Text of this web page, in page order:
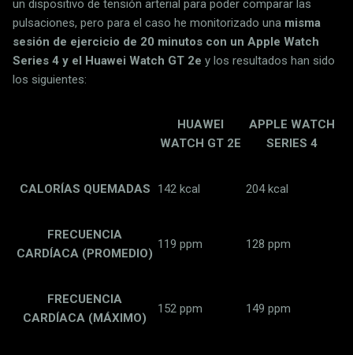
un dispositivo de tensión arterial para poder comparar las
pulsaciones, pero para el caso he monitorizado una misma
sesión de ejercicio de 20 minutos con un Apple Watch
Series 4 y el Huawei Watch GT 2e y los resultados han sido
los siguientes:
HUAWEI
WATCH GT 2E
APPLE WATCH
SERIES 4
CALORÍAS QUEMADAS 142 kcal 204 kcal
FRECUENCIA
CARDÍACA (PROMEDIO)
119 ppm 128 ppm
FRECUENCIA
CARDÍACA (MÁXIMO)
152 ppm 149 ppm